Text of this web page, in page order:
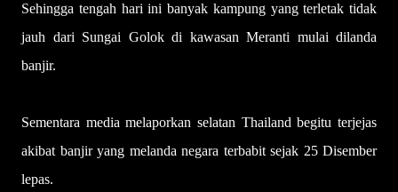
Sehingga tengah hari ini banyak kampung yang terletak tidak
jauh dari Sungai Golok di kawasan Meranti mulai dilanda
banjir.
Sementara media melaporkan selatan Thailand begitu terjejas
akibat banjir yang melanda negara terbabit sejak 25 Disember
lepas.